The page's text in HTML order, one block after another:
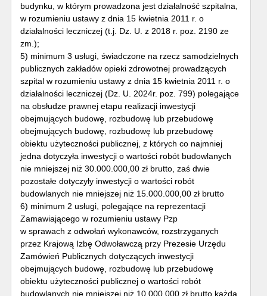
budynku, w którym prowadzona jest działalność szpitalna,
w rozumieniu ustawy z dnia 15 kwietnia 2011 r. o
działalności leczniczej (t.j. Dz. U. z 2018 r. poz. 2190 ze
zm.);
5) minimum 3 usługi, świadczone na rzecz samodzielnych
publicznych zakładów opieki zdrowotnej prowadzących
szpital w rozumieniu ustawy z dnia 15 kwietnia 2011 r. o
działalności leczniczej (Dz. U. 2024r. poz. 799) polegające
na obsłudze prawnej etapu realizacji inwestycji
obejmujących budowę, rozbudowę lub przebudowę
obejmujących budowę, rozbudowę lub przebudowę
obiektu użyteczności publicznej, z których co najmniej
jedna dotyczyła inwestycji o wartości robót budowlanych
nie mniejszej niż 30.000.000,00 zł brutto, zaś dwie
pozostałe dotyczyły inwestycji o wartości robót
budowlanych nie mniejszej niż 15.000.000,00 zł brutto
6) minimum 2 usługi, polegające na reprezentacji
Zamawiającego w rozumieniu ustawy Pzp
w sprawach z odwołań wykonawców, rozstrzyganych
przez Krajową Izbę Odwoławczą przy Prezesie Urzędu
Zamówień Publicznych dotyczących inwestycji
obejmujących budowę, rozbudowę lub przebudowę
obiektu użyteczności publicznej o wartości robót
budowlanych nie mniejszej niż 10.000.000 zł brutto każda,